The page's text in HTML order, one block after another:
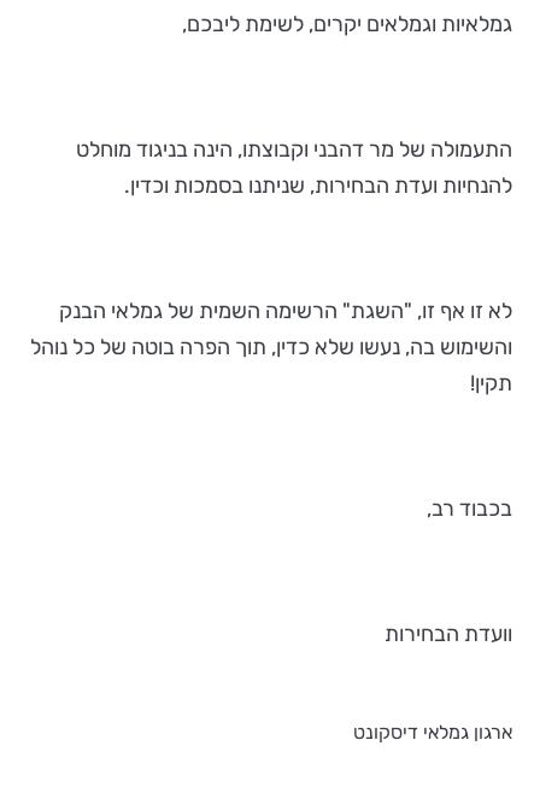
גמלאיות וגמלאים יקרים, לשימת ליבכם,
התעמולה של מר דהבני וקבוצתו, הינה בניגוד מוחלט
להנחיות ועדת הבחירות, שניתנו בסמכות וכדין.
לא זו אף זו, "השגת" הרשימה השמית של גמלאי הבנק
והשימוש בה, נעשו שלא כדין, תוך הפרה בוטה של כל נוהל
תקין!
בכבוד רב,
וועדת הבחירות
ארגון גמלאי דיסקונט